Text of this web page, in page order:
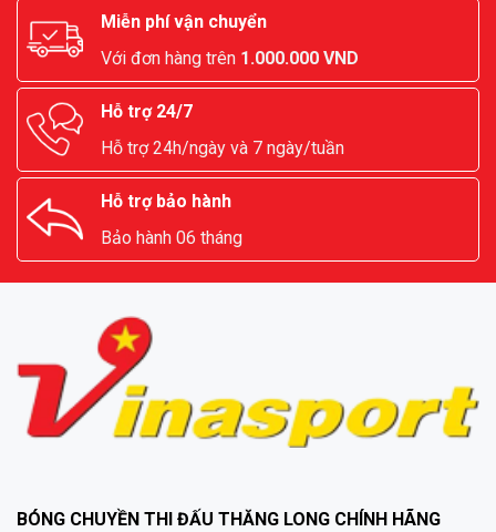
Miễn phí vận chuyển
Với đơn hàng trên 1.000.000 VND
Hỗ trợ 24/7
Hỗ trợ 24h/ngày và 7 ngày/tuần
Hỗ trợ bảo hành
Bảo hành 06 tháng
BÓNG CHUYỀN THI ĐẤU THĂNG LONG CHÍNH HÃNG